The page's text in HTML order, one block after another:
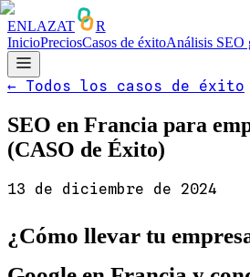
ENLAZAT
R
InicioPreciosCasos de éxitoAnálisis SEO
← Todos los casos de éxito
SEO en Francia para
(CASO de Éxito)
13 de diciembre de 2024
¿Cómo llevar tu